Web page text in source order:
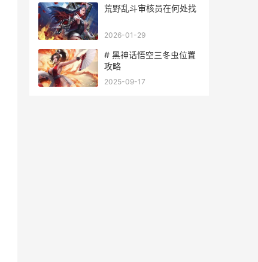
荒野乱斗审核员在何处找
2026-01-29
# 黑神话悟空三冬虫位置
攻略
2025-09-17